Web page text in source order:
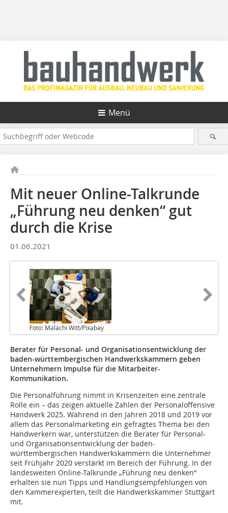
Menü
Mit neuer Online-Talkrunde
„Führung neu denken“ gut
durch die Krise
01.06.2021
Foto: Malachi Witt/Pixabay
Berater für Personal- und Organisationsentwicklung der
baden-württembergischen Handwerkskammern geben
Unternehmern Impulse für die Mitarbeiter-
Kommunikation.
Die Personalführung nimmt in Krisenzeiten eine zentrale
Rolle ein – das zeigen aktuelle Zahlen der Personaloffensive
Handwerk 2025. Während in den Jahren 2018 und 2019 vor
allem das Personalmarketing ein gefragtes Thema bei den
Handwerkern war, unterstützen die Berater für Personal-
und Organisationsentwicklung der baden-
württembergischen Handwerkskammern die Unternehmer
seit Frühjahr 2020 verstärkt im Bereich der Führung. In der
landesweiten Online-Talkrunde „Führung neu denken“
erhalten sie nun Tipps und Handlungsempfehlungen von
den Kammerexperten, teilt die Handwerkskammer Stuttgart
mit.